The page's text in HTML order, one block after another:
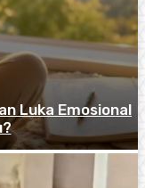
Luka Emosional